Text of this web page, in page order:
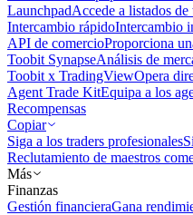
LaunchpadAccede a listados
Intercambio rápidoIntercambio
API de comercioProporciona
Toobit SynapseAnálisis de
Toobit x TradingViewOpera
Agent Trade KitEquipa a los
Recompensas
Copiar
Siga a los traders profesionales
Reclutamiento de maestros
Más
Finanzas
Gestión financieraGana